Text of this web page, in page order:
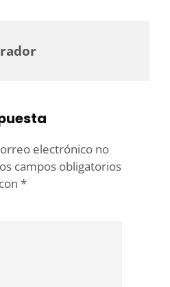
electrónico no
campos obligatorios
*